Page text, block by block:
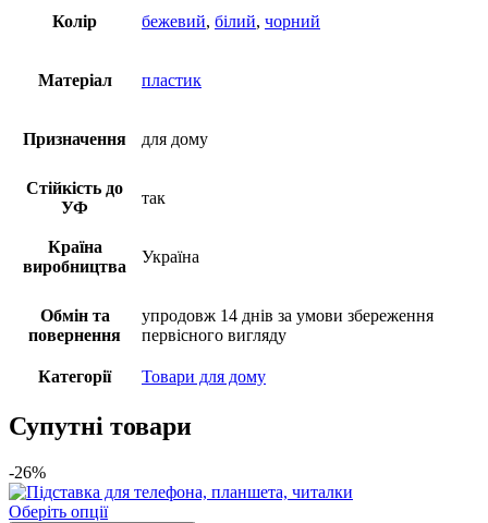
Колір бежевий, білий, чорний
Матеріал пластик
Призначення для дому
Стійкість до
УФ
так
Країна
виробництва
Україна
Обмін та
повернення
упродовж 14 днів за умови збереження
первісного вигляду
Категорії Товари для дому
Супутні товари
-26%
Оберіть опції